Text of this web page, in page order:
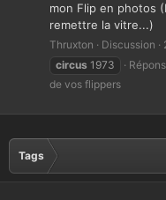
mon Flip en photos
remettre la vitre...)
Thruxton Discussion
circus 1973
de vos flippers
Tags